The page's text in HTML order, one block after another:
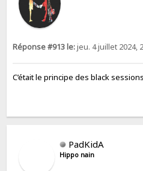
Réponse #913 le:jeu. 4 juillet 2024,
C’était le principe des black
PadKidA
Hippo nain